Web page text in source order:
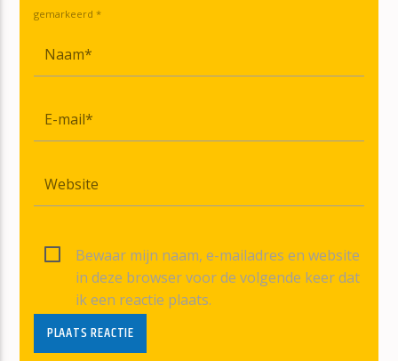
gemarkeerd *
Bewaar mijn naam, e-mailadres en website
in deze browser voor de volgende keer dat
ik een reactie plaats.